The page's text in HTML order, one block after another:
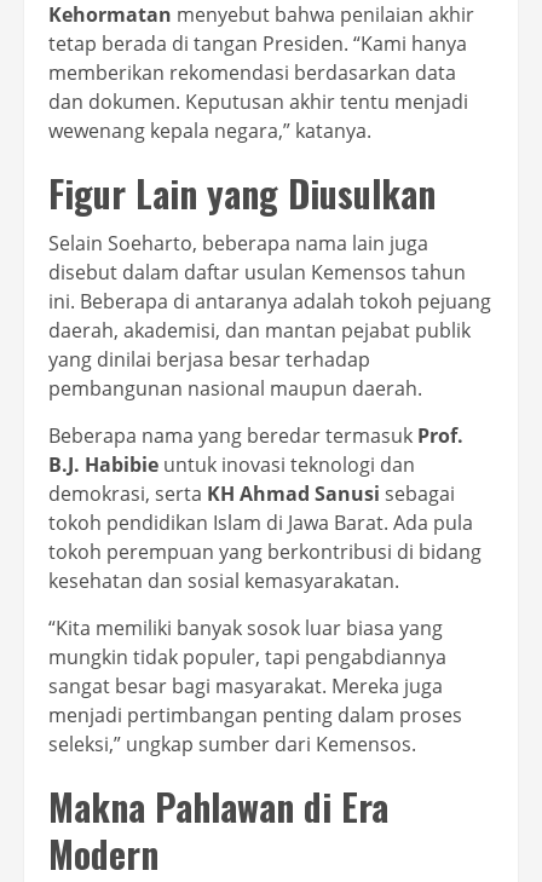
Kehormatan menyebut bahwa penilaian akhir
tetap berada di tangan Presiden. “Kami hanya
memberikan rekomendasi berdasarkan data
dan dokumen. Keputusan akhir tentu menjadi
wewenang kepala negara,” katanya.
Figur Lain yang Diusulkan
Selain Soeharto, beberapa nama lain juga
disebut dalam daftar usulan Kemensos tahun
ini. Beberapa di antaranya adalah tokoh pejuang
daerah, akademisi, dan mantan pejabat publik
yang dinilai berjasa besar terhadap
pembangunan nasional maupun daerah.
Beberapa nama yang beredar termasuk Prof.
B.J. Habibie untuk inovasi teknologi dan
demokrasi, serta KH Ahmad Sanusi sebagai
tokoh pendidikan Islam di Jawa Barat. Ada pula
tokoh perempuan yang berkontribusi di bidang
kesehatan dan sosial kemasyarakatan.
“Kita memiliki banyak sosok luar biasa yang
mungkin tidak populer, tapi pengabdiannya
sangat besar bagi masyarakat. Mereka juga
menjadi pertimbangan penting dalam proses
seleksi,” ungkap sumber dari Kemensos.
Makna Pahlawan di Era
Modern